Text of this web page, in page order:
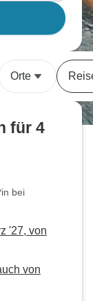
Orte
für 4
bei
'27, von
von